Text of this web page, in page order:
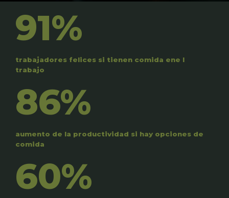
91%
trabajadores felices si tienen comida ene l
trabajo
86%
aumento de la productividad si hay opciones de
comida
60%